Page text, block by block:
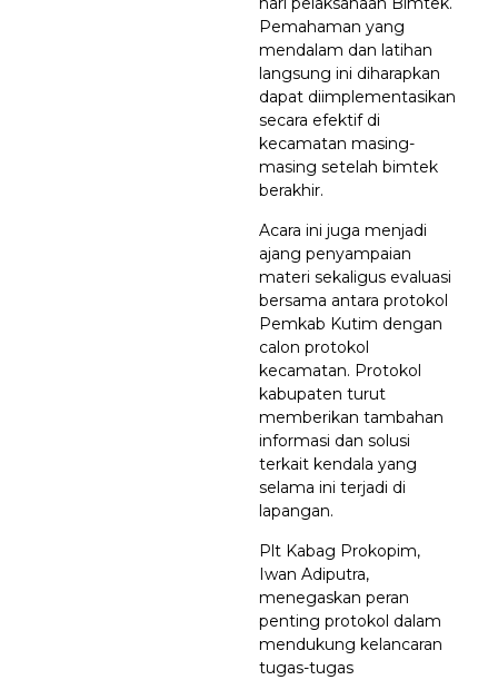
Pemahaman yang
mendalam dan latihan
langsung ini diharapkan
dapat diimplementasikan
secara efektif di
kecamatan masing-
masing setelah bimtek
berakhir.
Acara ini juga menjadi
ajang penyampaian
materi sekaligus evaluasi
bersama antara protokol
Pemkab Kutim dengan
calon protokol
kecamatan. Protokol
kabupaten turut
memberikan tambahan
informasi dan solusi
terkait kendala yang
selama ini terjadi di
lapangan.
Plt Kabag Prokopim,
Iwan Adiputra,
menegaskan peran
penting protokol dalam
mendukung kelancaran
tugas-tugas